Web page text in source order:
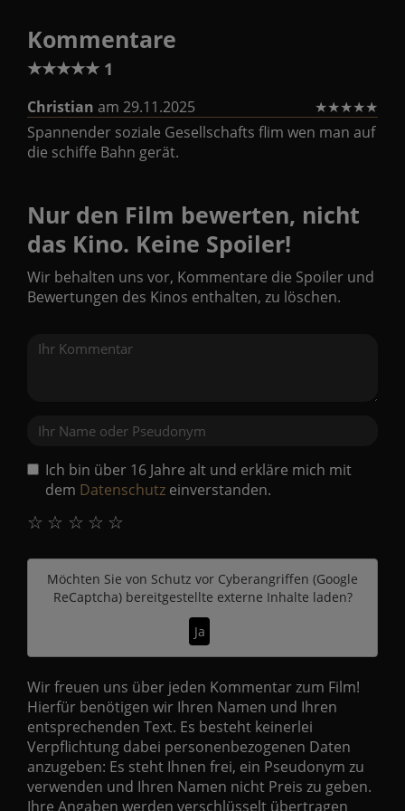
Kommentare
★★★★★ 1
Christian am 29.11.2025 ★★★★★
Spannender soziale Gesellschafts flim wen man auf
die schiffe Bahn gerät.
Nur den Film bewerten, nicht
das Kino. Keine Spoiler!
Wir behalten uns vor, Kommentare die Spoiler und
Bewertungen des Kinos enthalten, zu löschen.
Ich bin über 16 Jahre alt und erkläre mich mit
dem Datenschutz einverstanden.
☆
☆
☆
☆
☆
Möchten Sie von Schutz vor Cyberangriffen (Google
ReCaptcha)bereitgestellte externe Inhalte laden?
Ja
Wir freuen uns über jeden Kommentar zum Film!
Hierfür benötigen wir Ihren Namen und Ihren
entsprechenden Text. Es besteht keinerlei
Verpflichtung dabei personenbezogenen Daten
anzugeben: Es steht Ihnen frei, ein Pseudonym zu
verwenden und Ihren Namen nicht Preis zu geben.
Ihre Angaben werden verschlüsselt übertragen